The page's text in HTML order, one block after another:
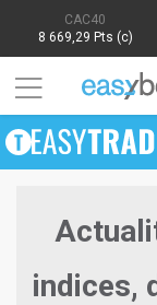
CAC40
8 669,29 Pts (c)
indices,